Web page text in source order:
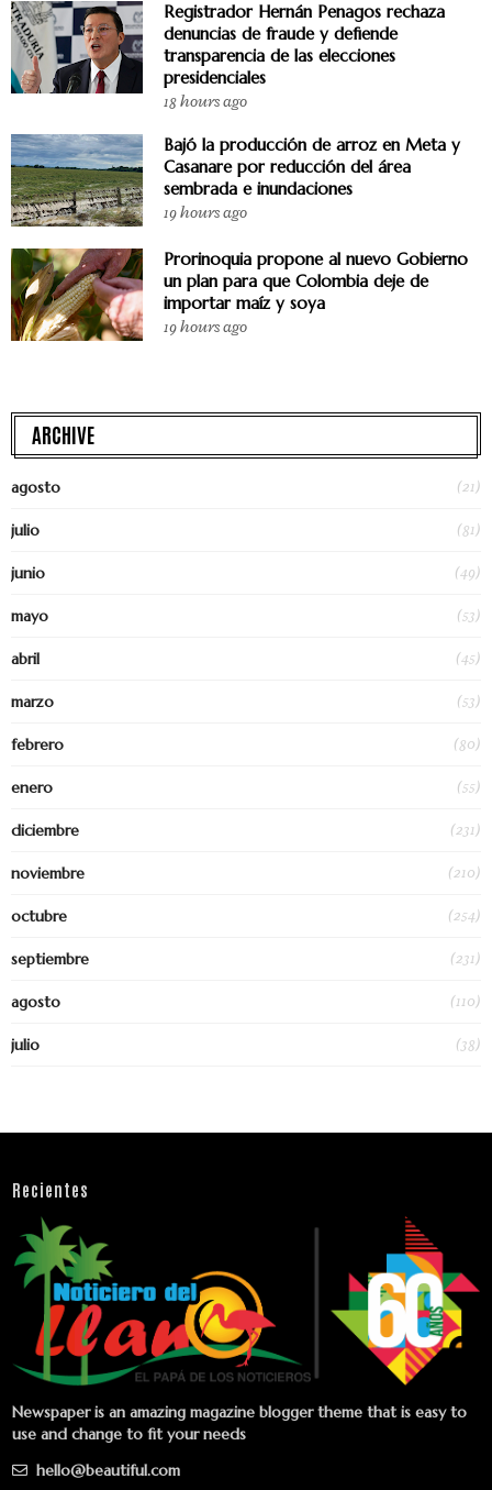
Registrador Hernán Penagos rechaza
denuncias de fraude y defiende
transparencia de las elecciones
presidenciales
18 hours ago
Bajó la producción de arroz en Meta y
Casanare por reducción del área
sembrada e inundaciones
19 hours ago
Prorinoquia propone al nuevo Gobierno
un plan para que Colombia deje de
importar maíz y soya
19 hours ago
ARCHIVE
agosto (21)
julio (81)
junio (49)
mayo (53)
abril (45)
marzo (53)
febrero (80)
enero (55)
diciembre (231)
noviembre (210)
octubre (254)
septiembre (231)
agosto (110)
julio (38)
Recientes
Newspaper is an amazing magazine blogger theme that is easy to
use and change to fit your needs
hello@beautiful.com